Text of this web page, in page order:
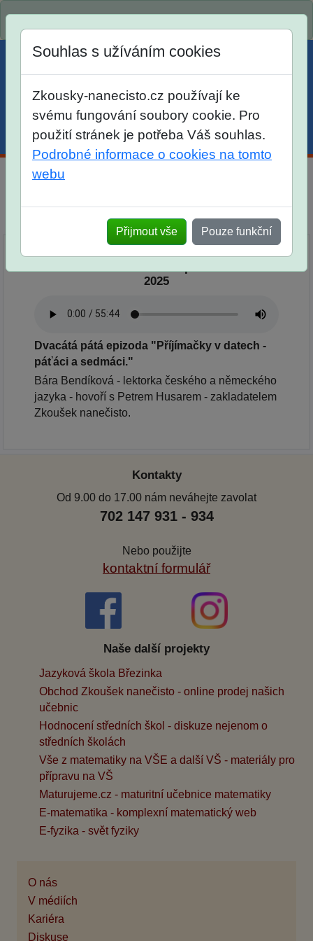
Menu Účet Košík
Souhlas s užíváním cookies
Zkousky-nanecisto.cz používají ke
svému fungování soubory cookie. Pro
použití stránek je potřeba Váš souhlas.
Podrobné informace o cookies na tomto
webu
Přijmout vše Pouze funkční
2025
Dvacátá pátá epizoda "Příjímačky v datech -
páťáci a sedmáci."
Bára Bendíková - lektorka českého a německého
jazyka - hovoří s Petrem Husarem - zakladatelem
Zkoušek nanečisto.
Kontakty
Od 9.00 do 17.00 nám neváhejte zavolat
702 147 931 - 934
Nebo použijte
kontaktní formulář
Naše další projekty
Jazyková škola Březinka
Obchod Zkoušek nanečisto - online prodej našich
učebnic
Hodnocení středních škol - diskuze nejenom o
středních školách
Vše z matematiky na VŠE a další VŠ - materiály pro
přípravu na VŠ
Maturujeme.cz - maturitní učebnice matematiky
E-matematika - komplexní matematický web
E-fyzika - svět fyziky
O nás
V médiích
Kariéra
Diskuse